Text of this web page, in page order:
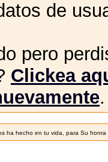
de
pero
Clickea
.
ha hecho en tu vida, para Su